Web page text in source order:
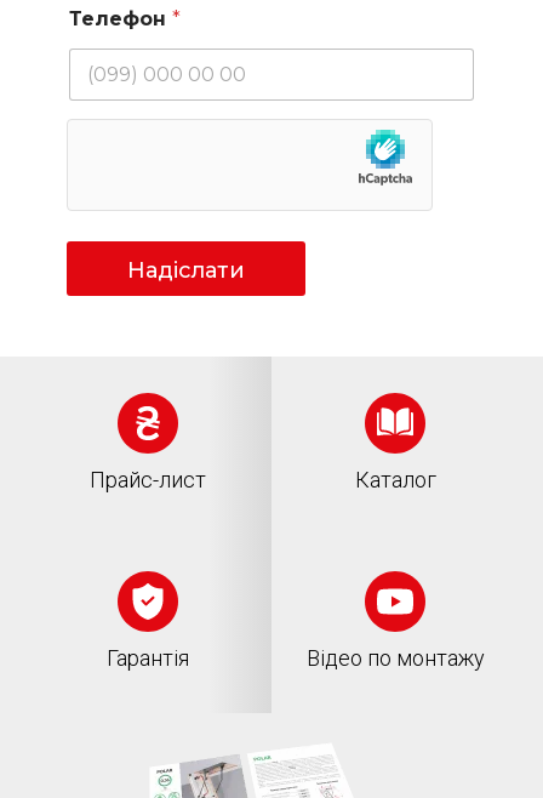
Телефон *
Надіслати
Прайс-лист Каталог
Гарантія Відео по монтажу